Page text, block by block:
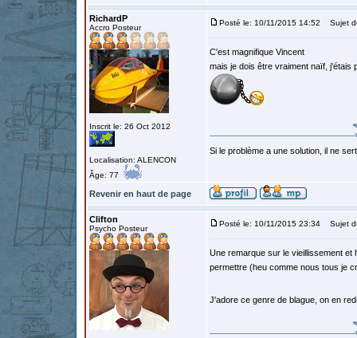
RichardP
Accro Posteur
Inscrit le: 26 Oct 2012
Localisation: ALENCON
Âge: 77
Posté le: 10/11/2015 14:52 Sujet
C'est magnifique Vincent
mais je dois être vraiment naïf, j'étais
Si le problème a une solution, il ne
Revenir en haut de page
Clifton
Psycho Posteur
Posté le: 10/11/2015 23:34 Sujet
Une remarque sur le vieillissement et
permettre (heu comme nous tous je
J'adore ce genre de blague, on en